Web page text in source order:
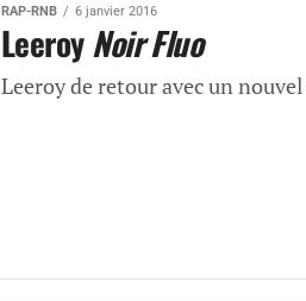
RAP-RNB 6 janvier 2016
LeeroyNoir Fluo
Leeroy de retour avec un